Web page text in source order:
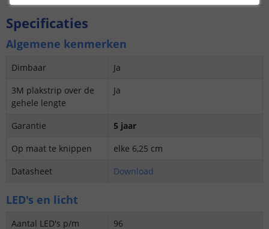
Specificaties
Algemene kenmerken
Dimbaar
Ja
3M plakstrip over de
gehele lengte
Ja
Garantie
5 jaar
Op maat te knippen
elke 6,25 cm
Datasheet
Download
LED's en licht
Aantal LED's p/m
96